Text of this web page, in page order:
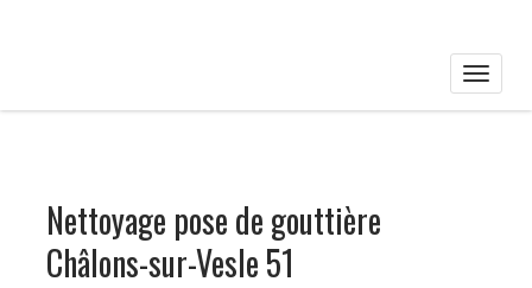
Toggle
Nettoyage pose de gouttière
Châlons-sur-Vesle 51